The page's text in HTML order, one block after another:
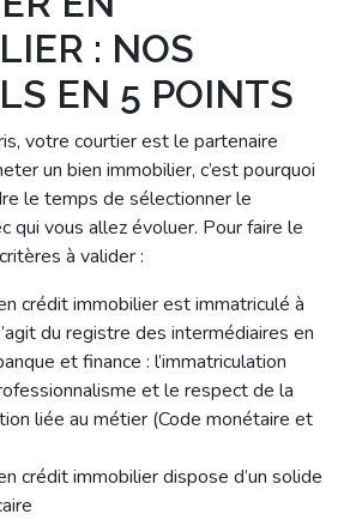
: NOS
EN 5 POINTS
votre courtier est le partenaire
un bien immobilier, c’est pourquoi
le temps de sélectionner le
qui vous allez évoluer. Pour faire le
à valider :
crédit immobilier est immatriculé à
du registre des intermédiaires en
et finance : l’immatriculation
et le respect de la
liée au métier (Code monétaire et
crédit immobilier dispose d’un solide